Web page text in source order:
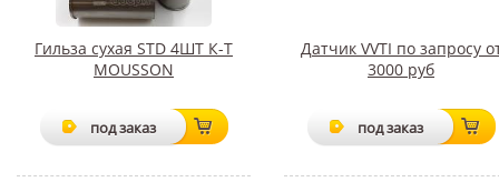
Гильза сухая STD 4ШТ К-Т
MOUSSON
под заказ
Датчик VVTI по запросу
3000 руб
под заказ